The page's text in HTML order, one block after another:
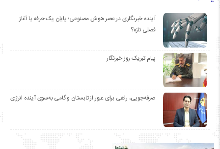
آینده خبرنگاری در عصر هوش مصنوعی؛ پایان یک حرفه یا آغاز
فصلی تازه؟
پیام تبریک روز خبرنگار
صرفه‌جویی، راهی برای عبور از تابستان و گامی به‌سوی آینده انرژی